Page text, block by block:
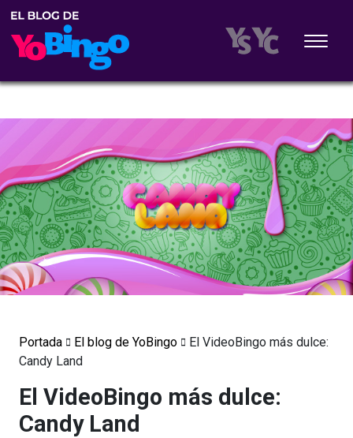
Portada El blog de YoBingo
El VideoBingo más dulce:
Candy Land
El VideoBingo más dulce:
Candy Land